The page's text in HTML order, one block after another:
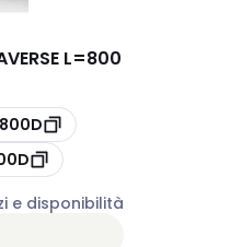
L=800
e disponibilità